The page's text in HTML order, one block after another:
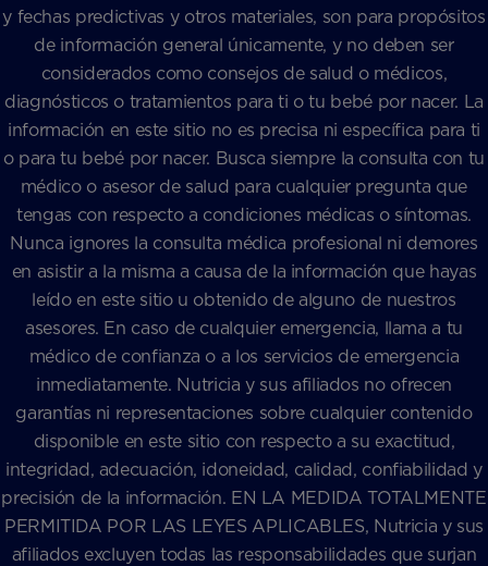
y fechas predictivas y otros materiales, son para propósitos
de información general únicamente, y no deben ser
considerados como consejos de salud o médicos,
diagnósticos o tratamientos para ti o tu bebé por nacer. La
información en este sitio no es precisa ni específica para ti
o para tu bebé por nacer. Busca siempre la consulta con tu
médico o asesor de salud para cualquier pregunta que
tengas con respecto a condiciones médicas o síntomas.
Nunca ignores la consulta médica profesional ni demores
en asistir a la misma a causa de la información que hayas
leído en este sitio u obtenido de alguno de nuestros
asesores. En caso de cualquier emergencia, llama a tu
médico de confianza o a los servicios de emergencia
inmediatamente. Nutricia y sus afiliados no ofrecen
garantías ni representaciones sobre cualquier contenido
disponible en este sitio con respecto a su exactitud,
integridad, adecuación, idoneidad, calidad, confiabilidad y
precisión de la información. EN LA MEDIDA TOTALMENTE
PERMITIDA POR LAS LEYES APLICABLES, Nutricia y sus
afiliados excluyen todas las responsabilidades que surjan